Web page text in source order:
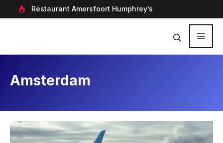
naar
Restaurant Amersfoort Humphrey’s
Amsterdam